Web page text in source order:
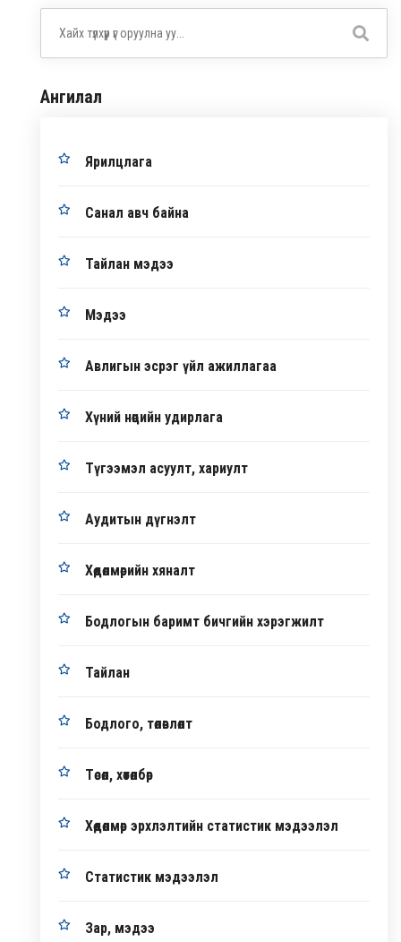
Ангилал
Ярилцлага
Санал авч байна
Тайлан мэдээ
Мэдээ
Авлигын эсрэг үйл ажиллагаа
Хүний нөөцийн удирлага
Түгээмэл асуулт, хариулт
Аудитын дүгнэлт
Хөдөлмөрийн хяналт
Бодлогын баримт бичгийн хэрэгжилт
Тайлан
Бодлого, төлөвлөлт
Төсөл, хөтөлбөр
Хөдөлмөр эрхлэлтийн статистик мэдээлэл
Статистик мэдээлэл
Зар, мэдээ